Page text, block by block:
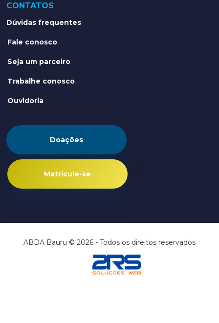
CONTATOS
Dúvidas frequentes
Fale conosco
Seja um parceiro
Trabalhe conosco
Ouvidoria
Doações
Matricule-se
ABDA Bauru © 2026 - Todos os direitos reservados